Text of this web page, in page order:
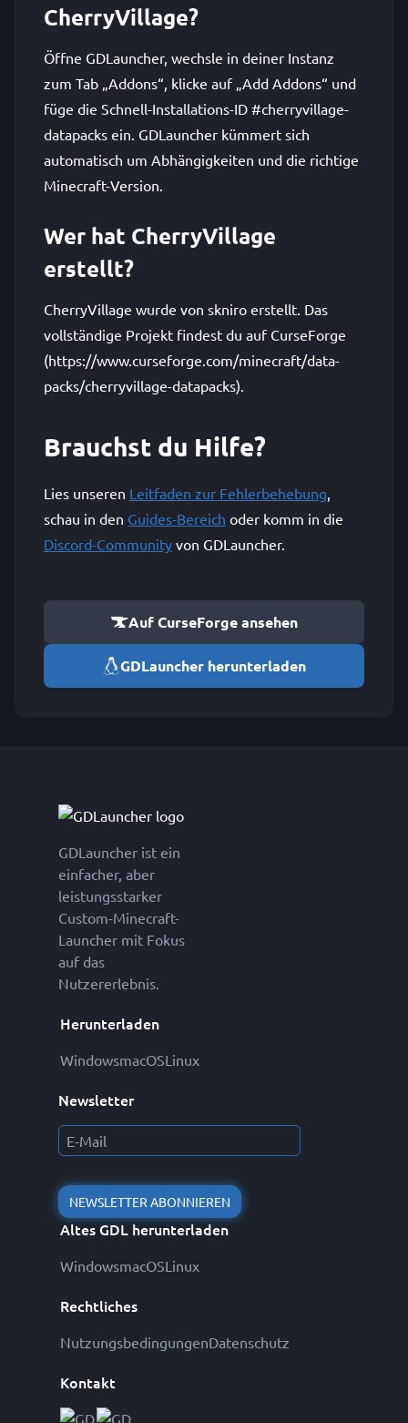
CherryVillage?
Öffne GDLauncher, wechsle in deiner Instanz
zum Tab „Addons“, klicke auf „Add Addons“ und
füge die Schnell-Installations-ID #cherryvillage-
datapacks ein. GDLauncher kümmert sich
automatisch um Abhängigkeiten und die richtige
Minecraft-Version.
Wer hat CherryVillage
erstellt?
CherryVillage wurde von skniro erstellt. Das
vollständige Projekt findest du auf CurseForge
(https://www.curseforge.com/minecraft/data-
packs/cherryvillage-datapacks).
Brauchst du Hilfe?
Lies unseren Leitfaden zur Fehlerbehebung,
schau in den Guides-Bereich oder komm in die
Discord-Community von GDLauncher.
Auf CurseForge ansehen
GDLauncher herunterladen
GDLauncher ist ein
einfacher, aber
leistungsstarker
Custom-Minecraft-
Launcher mit Fokus
auf das
Nutzererlebnis.
Herunterladen
WindowsmacOSLinux
Newsletter
NEWSLETTER ABONNIEREN
Altes GDL herunterladen
WindowsmacOSLinux
Rechtliches
NutzungsbedingungenDatenschutz
Kontakt